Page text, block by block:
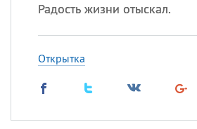
Радость жизни отыскал.
Открытка